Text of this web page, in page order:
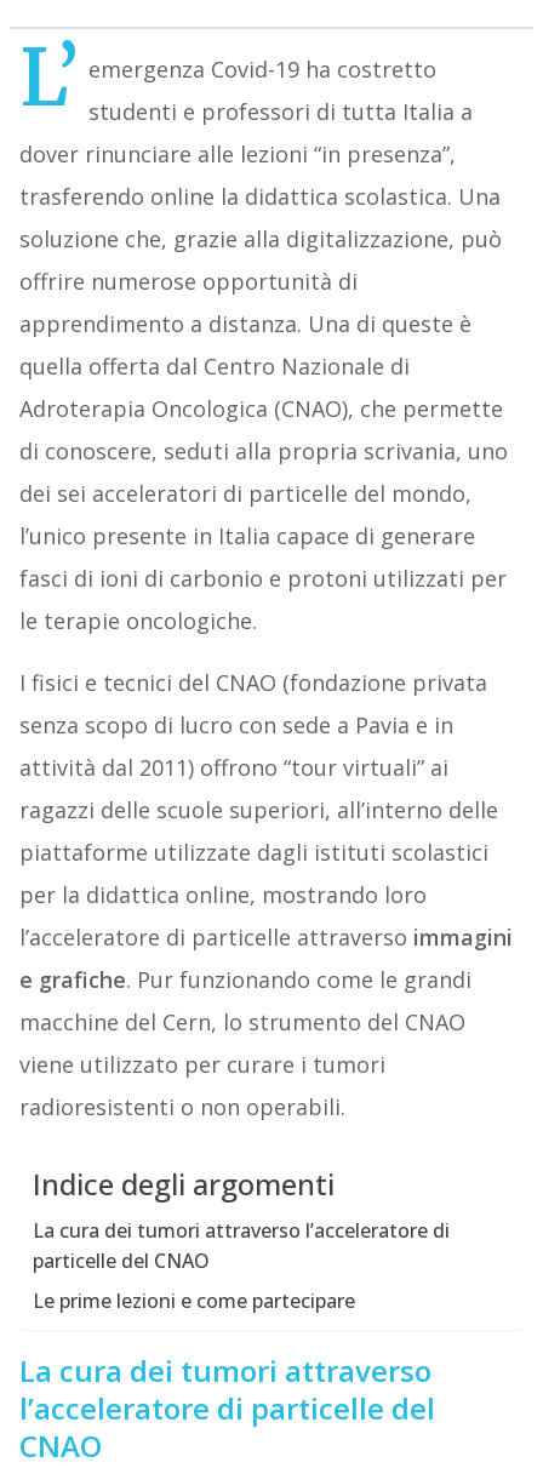
L’ emergenza Covid-19 ha costretto
studenti e professori di tutta Italia a
dover rinunciare alle lezioni “in presenza”,
trasferendo online la didattica scolastica. Una
soluzione che, grazie alla digitalizzazione, può
offrire numerose opportunità di
apprendimento a distanza. Una di queste è
quella offerta dal Centro Nazionale di
Adroterapia Oncologica (CNAO), che permette
di conoscere, seduti alla propria scrivania, uno
dei sei acceleratori di particelle del mondo,
l’unico presente in Italia capace di generare
fasci di ioni di carbonio e protoni utilizzati per
le terapie oncologiche.
I fisici e tecnici del CNAO (fondazione privata
senza scopo di lucro con sede a Pavia e in
attività dal 2011) offrono “tour virtuali” ai
ragazzi delle scuole superiori, all’interno delle
piattaforme utilizzate dagli istituti scolastici
per la didattica online, mostrando loro
l’acceleratore di particelle attraverso immagini
e grafiche. Pur funzionando come le grandi
macchine del Cern, lo strumento del CNAO
viene utilizzato per curare i tumori
radioresistenti o non operabili.
Indice degli argomenti
La cura dei tumori attraverso l’acceleratore di
particelle del CNAO
Le prime lezioni e come partecipare
La cura dei tumori attraverso
l’acceleratore di particelle del
CNAO